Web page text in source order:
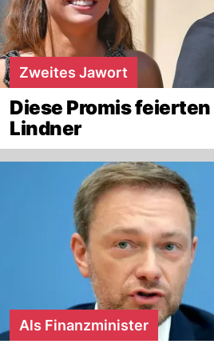
Zweites Jawort
Diese Promis
Lindner
Als Finanzminister